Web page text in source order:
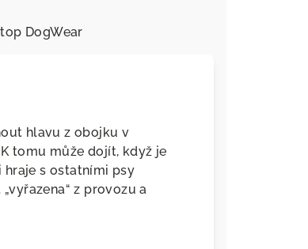
DogWear
hlavu z obojku v
tomu může dojít, když je
hraje s ostatními psy
z provozu a